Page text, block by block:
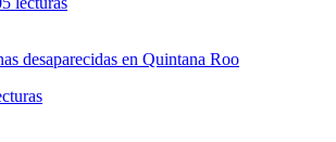
desaparecidas en Quintana Roo